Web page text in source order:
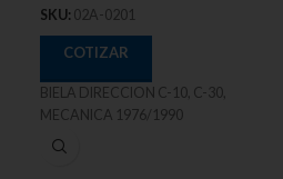
SKU: 02A-0201
COTIZAR
BIELA DIRECCION C-10, C-30,
MECANICA 1976/1990